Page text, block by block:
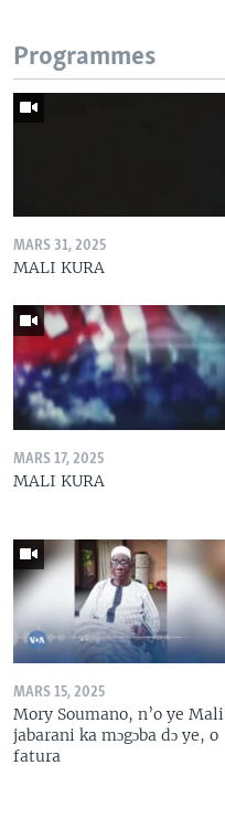
Programmes
MARS 31, 2025
MALI KURA
MARS 17, 2025
MALI KURA
MARS 15, 2025
Mory Soumano, n’o ye Mali
jabarani ka mɔgɔba dɔ ye, o
fatura